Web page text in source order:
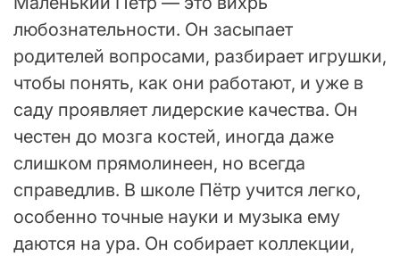
любознательности. Он засыпает
родителей вопросами, разбирает игрушки,
чтобы понять, как они работают, и уже в
саду проявляет лидерские качества. Он
честен до мозга костей, иногда даже
слишком прямолинеен, но всегда
справедлив. В школе Пётр учится легко,
особенно точные науки и музыка ему
даются на ура. Он собирает коллекции,